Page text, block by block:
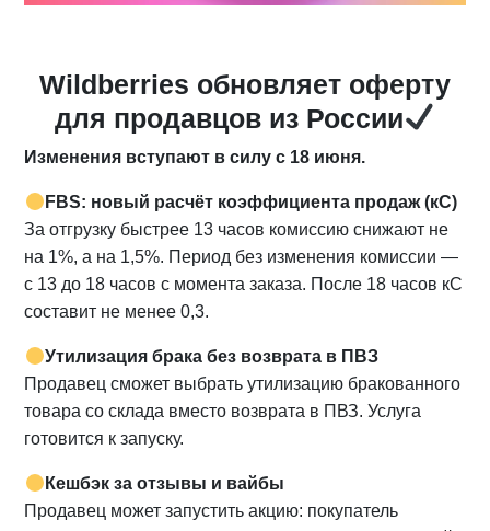
Wildberries обновляет оферту
для продавцов из России
Изменения вступают в силу с 18 июня.
FBS: новый расчёт коэффициента продаж (кС)
За отгрузку быстрее 13 часов комиссию снижают не
на 1%, а на 1,5%. Период без изменения комиссии —
с 13 до 18 часов с момента заказа. После 18 часов кС
составит не менее 0,3.
Утилизация брака без возврата в ПВЗ
Продавец сможет выбрать утилизацию бракованного
товара со склада вместо возврата в ПВЗ. Услуга
готовится к запуску.
Кешбэк за отзывы и вайбы
Продавец может запустить акцию: покупатель